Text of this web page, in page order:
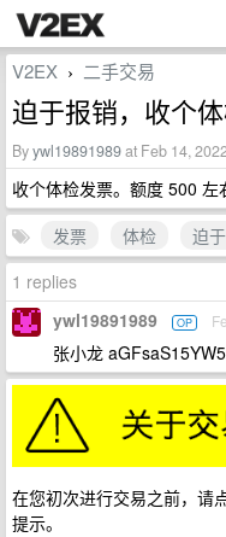
V2EX › 二手交易
迫于报销，收个体
Byywl19891989at Feb 14,
收个体检发票。额度 500 左
发票
体检 迫于
1 replies
ywl19891989 OP
张小龙
在您初次进行交易之前，请
提示。